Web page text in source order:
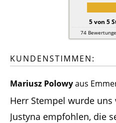
5von 5
74
KUNDENSTIMMEN:
Mariusz Polowyaus
Herr Stempel wurde
Justyna empfohlen, die